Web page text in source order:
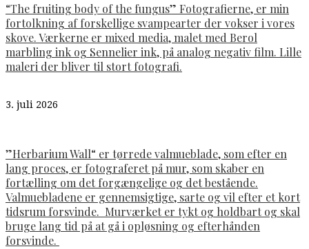
“The fruiting body of the fungus” Fotografierne, er min
fortolkning af forskellige svampearter der vokser i vores
skove. Værkerne er mixed media, malet med Berol
marbling ink og Sennelier ink, på analog negativ film. Lille
maleri der bliver til stort fotografi.
3. juli 2026
”Herbarium Wall“ er tørrede valmueblade, som efter en
lang proces, er fotograferet på mur, som skaber en
fortælling om det forgængelige og det bestående.
Valmuebladene er gennemsigtige, sarte og vil efter et kort
tidsrum forsvinde. Murværket er tykt og holdbart og skal
bruge lang tid på at gå i opløsning og efterhånden
forsvinde.